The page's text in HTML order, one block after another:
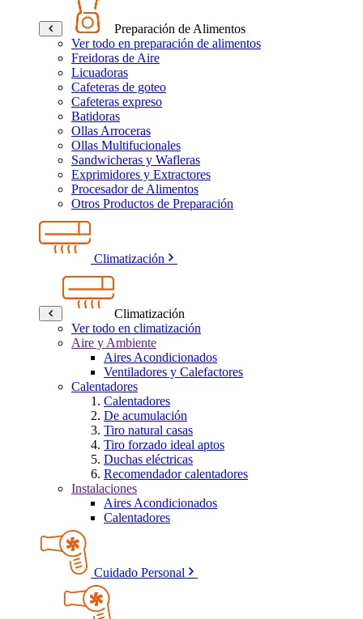
Preparación de Alimentos
Ver todo en preparación de alimentos
Freidoras de Aire
Licuadoras
Cafeteras de goteo
Cafeteras expreso
Batidoras
Ollas Arroceras
Ollas Multifucionales
Sandwicheras y Wafleras
Exprimidores y Extractores
Procesador de Alimentos
Otros Productos de Preparación
Climatización
Climatización
Ver todo en climatización
Aire y Ambiente
Aires Acondicionados
Ventiladores y Calefactores
Calentadores
Calentadores
De acumulación
Tiro natural casas
Tiro forzado ideal aptos
Duchas eléctricas
Recomendador calentadores
Instalaciones
Aires Acondicionados
Calentadores
Cuidado Personal